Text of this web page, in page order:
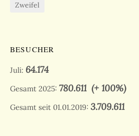
Zweifel
BESUCHER
Juli: 64.174
Gesamt 2025: 780.611(+ 100%)
Gesamt seit 01.01.2019: 3.709.611